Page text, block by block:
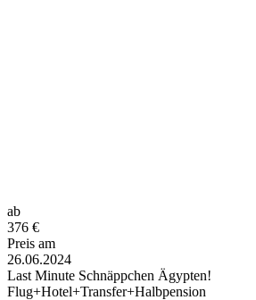
ab
376 €
Preis am
26.06.2024
Last Minute Schnäppchen Ägypten!
Flug+Hotel+Transfer+Halbpension